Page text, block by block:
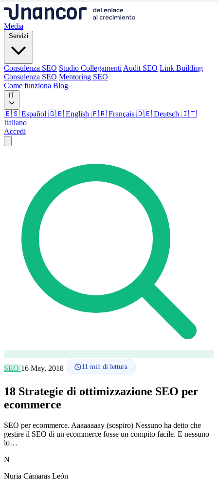
Media
Servizi
Consulenza SEO Studio Collegamenti Audit SEO Link Building
Consulenza SEO Mentoring SEO
Come funziona Blog
IT
🇪🇸 Español 🇬🇧 English 🇫🇷 Français 🇩🇪 Deutsch 🇮🇹
Italiano
Accedi
Consulenza SEO Studio Collegamenti Audit SEO
Consulenza SEO
Come funziona
Lingua
🇪🇸 ES
🇬🇧 EN
Accedi
SEO 16 May, 2018 11 min di lettura
18 Strategie di ottimizzazione SEO per
ecommerce
SEO per ecommerce. Aaaaaaaay (sospiro) Nessuno ha detto che
gestire il SEO di un ecommerce fosse un compito facile. E nessuno
lo…
N
Nuria Cámaras León